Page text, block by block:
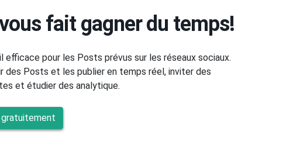
fait gagner du temps!
efficace pour les Posts prévus sur les réseaux sociaux.
des Posts et les publier en temps réel, inviter des
et étudier des analytique.
gratuitement